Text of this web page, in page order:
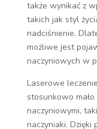
także wynikać z
takich jak styl
nadciśnienie.
możliwe jest
naczyniowych w
Laserowe
stosunkowo
naczyniowymi,
naczyniaki. Dzięki